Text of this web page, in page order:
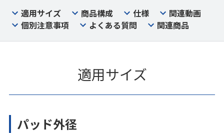
適用サイズ 商品構成 仕様
関連動画
個別注意事項
よくある質問 関連商品
適用サイズ
パッド外径